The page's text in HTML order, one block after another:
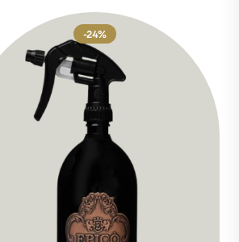
-24%